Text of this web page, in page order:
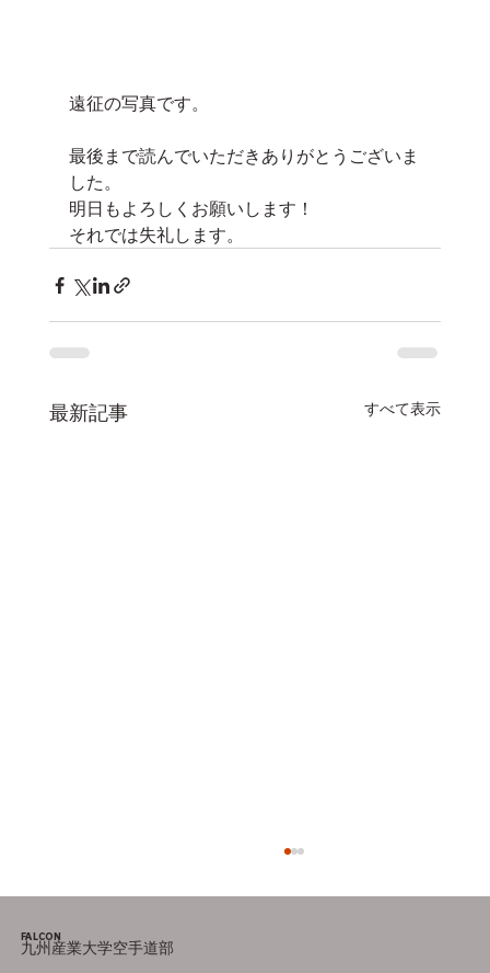
遠征の写真です。
最後まで読んでいただきありがとうございま
した。
明日もよろしくお願いします！
それでは失礼します。
最新記事 すべて表示
FALCON
九州産業大学空手道部